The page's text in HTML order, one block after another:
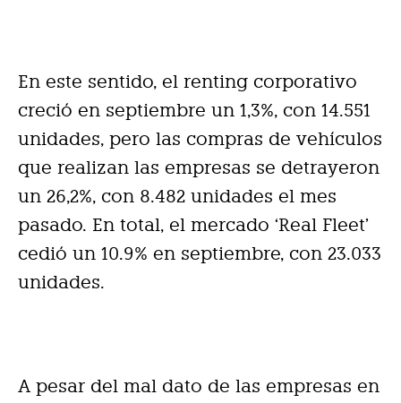
En este sentido, el renting corporativo
creció en septiembre un 1,3%, con 14.551
unidades, pero las compras de vehículos
que realizan las empresas se detrayeron
un 26,2%, con 8.482 unidades el mes
pasado. En total, el mercado ‘Real Fleet’
cedió un 10.9% en septiembre, con 23.033
unidades.
A pesar del mal dato de las empresas en